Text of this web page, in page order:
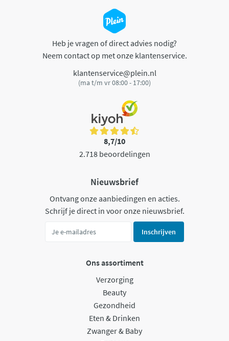
Heb je vragen of direct advies nodig?
Neem contact op met onze klantenservice.
klantenservice@plein.nl
(ma t/m vr 08:00 - 17:00)
8,7/10
2.718 beoordelingen
Nieuwsbrief
Ontvang onze aanbiedingen en acties.
Schrijf je direct in voor onze nieuwsbrief.
Inschrijven
Ons assortiment
Verzorging
Beauty
Gezondheid
Eten & Drinken
Zwanger & Baby